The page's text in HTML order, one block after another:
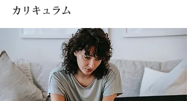
カリキュラム